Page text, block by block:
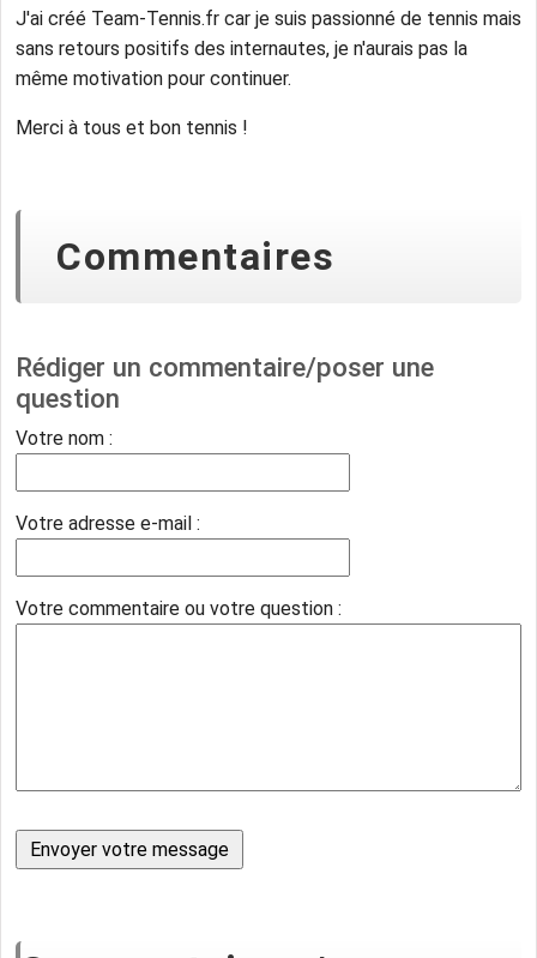
J'ai créé Team-Tennis.fr car je suis passionné de tennis mais
sans retours positifs des internautes, je n'aurais pas la
même motivation pour continuer.
Merci à tous et bon tennis !
Commentaires
Rédiger un commentaire/poser une
question
Votre nom :
Votre adresse e-mail :
Votre commentaire ou votre question :